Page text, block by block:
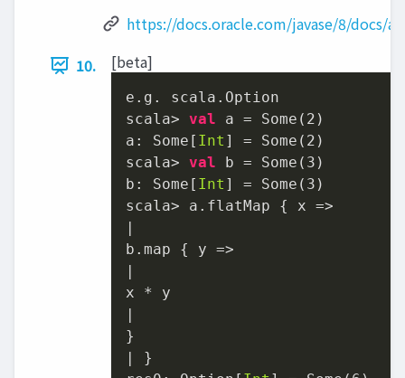
https://docs.oracle.com/javase/8/docs/
10.
[beta]
e.g. scala.Option
scala> val a = Some( 2 )
a: Some[ Int ] = Some( 2 )
scala> val b = Some( 3 )
b: Some[ Int ] = Some( 3 )
scala> a.flatMap { x =>
b.map { y =>
x * y
}
| }